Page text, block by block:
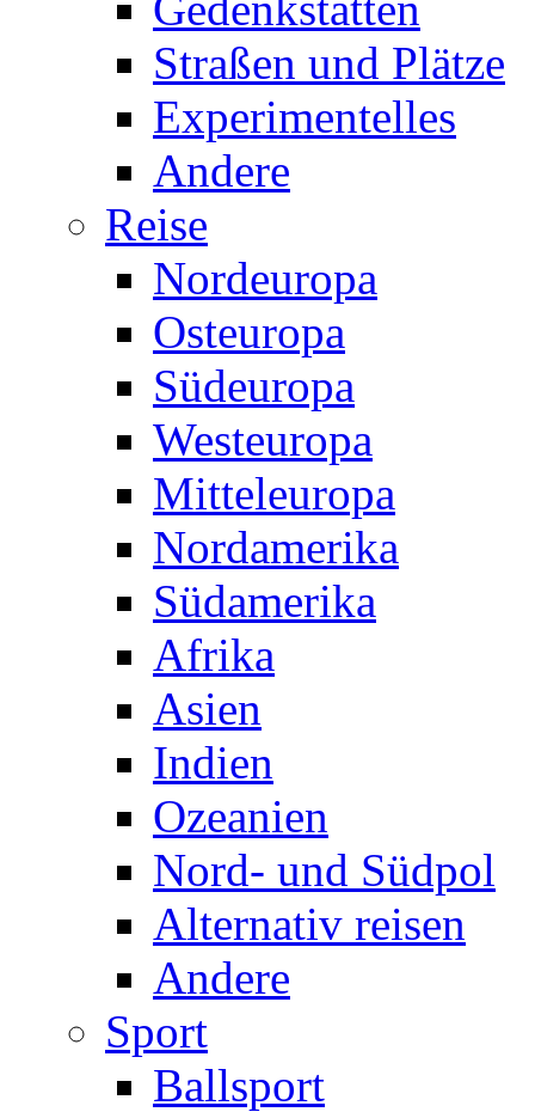
Straßen und Plätze
Experimentelles
Andere
Reise
Nordeuropa
Osteuropa
Südeuropa
Westeuropa
Mitteleuropa
Nordamerika
Südamerika
Afrika
Asien
Indien
Ozeanien
Nord- und Südpol
Alternativ reisen
Andere
Sport
Ballsport